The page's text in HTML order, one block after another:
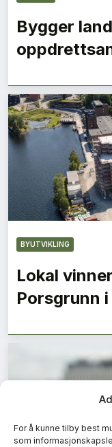
For å kunne tilby best
som
Bygger
BYUTVIKLING
Lokal
Porsgrunn